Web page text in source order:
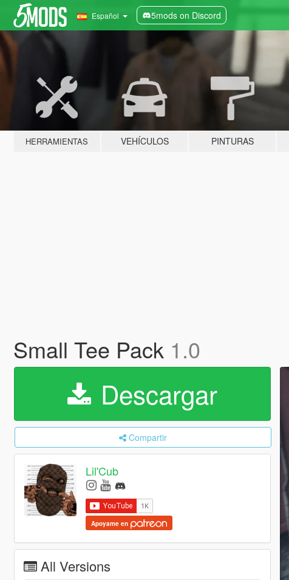
Español 5mods on Discord
HERRAMIENTAS VEHÍCULOS PINTURAS
Small Tee Pack 1.0
Descargar
Compartir
Lil'Cub
Apoyame en
All Versions